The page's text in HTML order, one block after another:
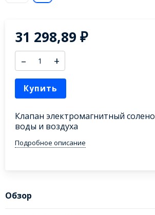
31 298,89₽
– +
Купить
Клапан электромагнитный
воды и воздуха
Подробное описание
Обзор